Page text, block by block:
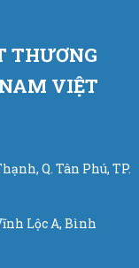
tiêu chuẩn.
container hoặc
quy trình xuất
động.
THƯƠNG
VIỆT
Q. Tân Phú, TP.
Lộc A, Bình